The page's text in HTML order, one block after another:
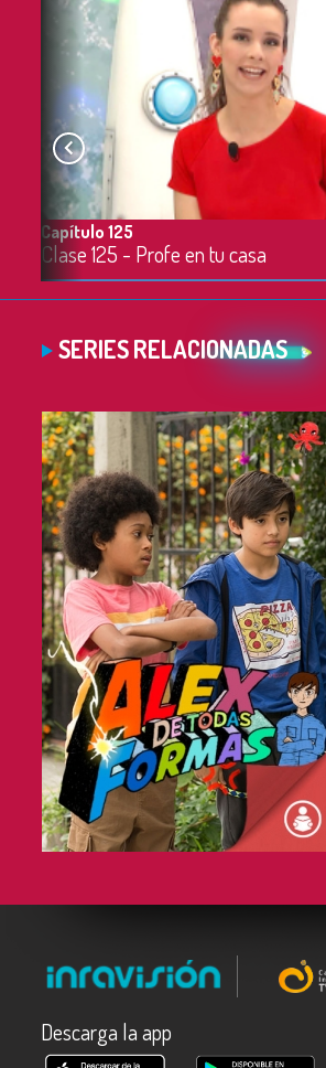
Capítulo 125
Clase 125 - Profe en tu casa
SERIES RELACIONADAS
COMPARTIR
Descarga la app